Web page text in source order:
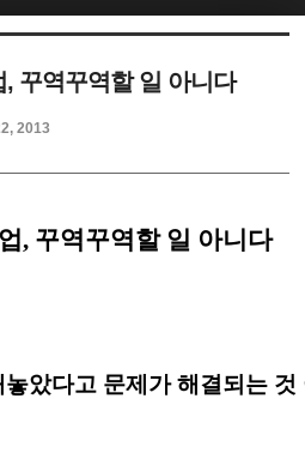
꾸역꾸역할 일 아니다
2013
, 꾸역꾸역할 일 아니다
았다고 문제가 해결되는
케치북5
케치북5